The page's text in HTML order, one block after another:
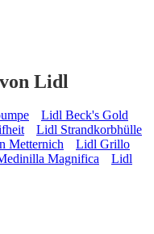
Lidl
Lidl Beck's Gold
Lidl Strandkorbhülle
Metternich
Lidl Grillo
Magnifica
Lidl